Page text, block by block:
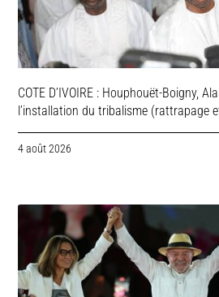
COTE D’IVOIRE : Houphouët-Boigny,
l’installation du tribalisme (rattrapage
4 août 2026